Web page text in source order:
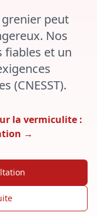
peut
Nos
fiables et un
(CNESST).
la vermiculite :
→